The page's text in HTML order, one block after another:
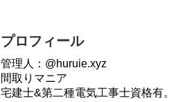
プロフィール
管理人：@huruie.xyz
間取りマニア
宅建士&第二種電気工事士資格有。